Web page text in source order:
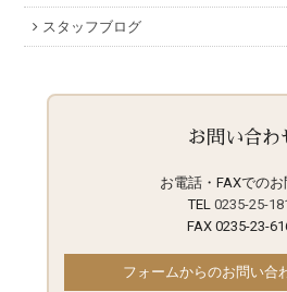
スタッフブログ
お問い合わ
お電話・FAXでの
TEL 0235-25-
FAX 0235-23-
フォームからのお問い合